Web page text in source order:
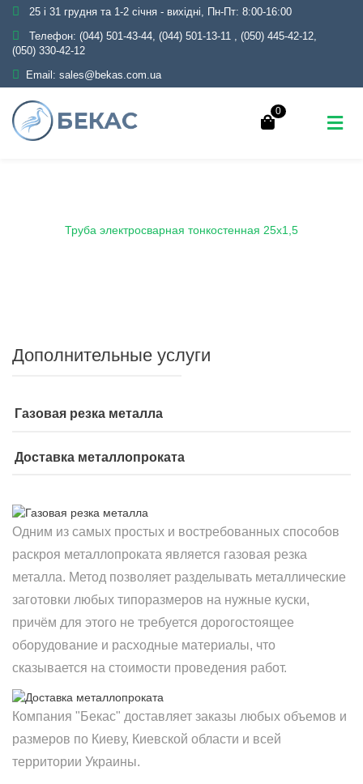
25 і 31 грудня та 1-2 січня - вихідні, Пн-Пт: 8:00-16:00
Телефон: (044) 501-43-44, (044) 501-13-11 , (050) 445-42-12,
(050) 330-42-12
Email: sales@bekas.com.ua
0
Труба электросварная тонкостенная 25х1,5
Дополнительные услуги
Газовая резка металла
Доставка металлопроката
Одним из самых простых и востребованных способов
раскроя металлопроката является газовая резка
металла. Метод позволяет разделывать металлические
заготовки любых типоразмеров на нужные куски,
причём для этого не требуется дорогостоящее
оборудование и расходные материалы, что
сказывается на стоимости проведения работ.
Компания "Бекас" доставляет заказы любых объемов и
размеров по Киеву, Киевской области и всей
территории Украины.